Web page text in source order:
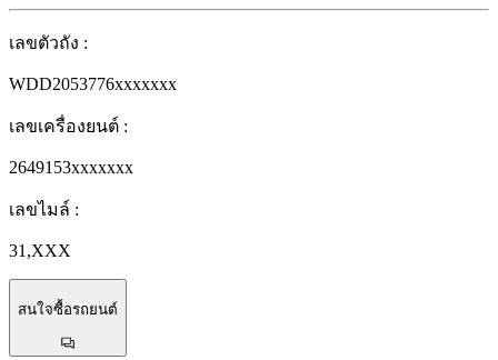
เลขตัวถัง :
WDD2053776xxxxxxx
เลขเครื่องยนต์ :
2649153xxxxxxx
เลขไมล์ :
31,XXX
สนใจซื้อรถยนต์